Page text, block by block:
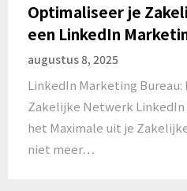
Optimaliseer je
een LinkedIn
augustus 8, 2025
LinkedIn Marketing
Zakelijke Netwerk LinkedIn
het Maximale uit je
niet meer…